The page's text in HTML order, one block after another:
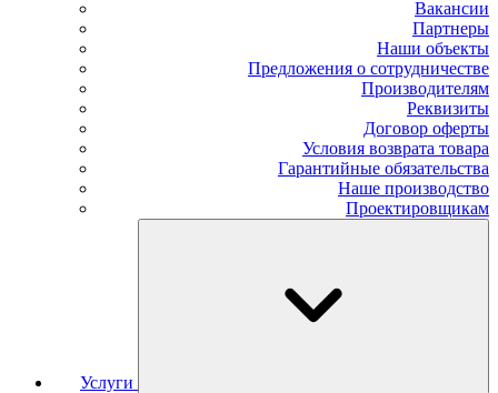
Вакансии
Партнеры
Наши объекты
Предложения о сотрудничестве
Производителям
Реквизиты
Договор оферты
Условия возврата товара
Гарантийные обязательства
Наше производство
Проектировщикам
Услуги